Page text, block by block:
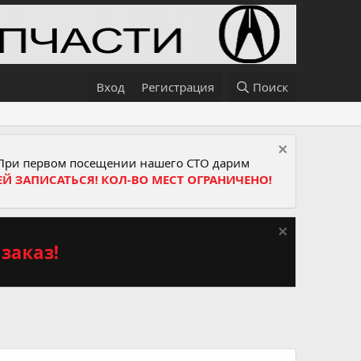
Вход Регистрация Поиск
первом посещении нашего СТО дарим
ЗАПИСАТЬСЯ! КОЛ-ВО МЕСТ ОГРАНИЧЕНО!